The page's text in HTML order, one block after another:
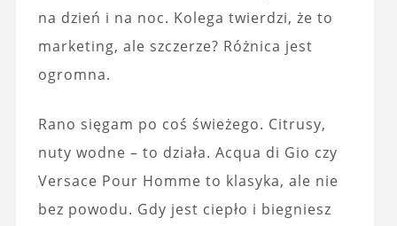
na dzień i na noc. Kolega twierdzi, że to
marketing, ale szczerze? Różnica jest
ogromna.
Rano sięgam po coś świeżego. Citrusy,
nuty wodne – to działa. Acqua di Gio czy
Versace Pour Homme to klasyka, ale nie
bez powodu. Gdy jest ciepło i biegniesz